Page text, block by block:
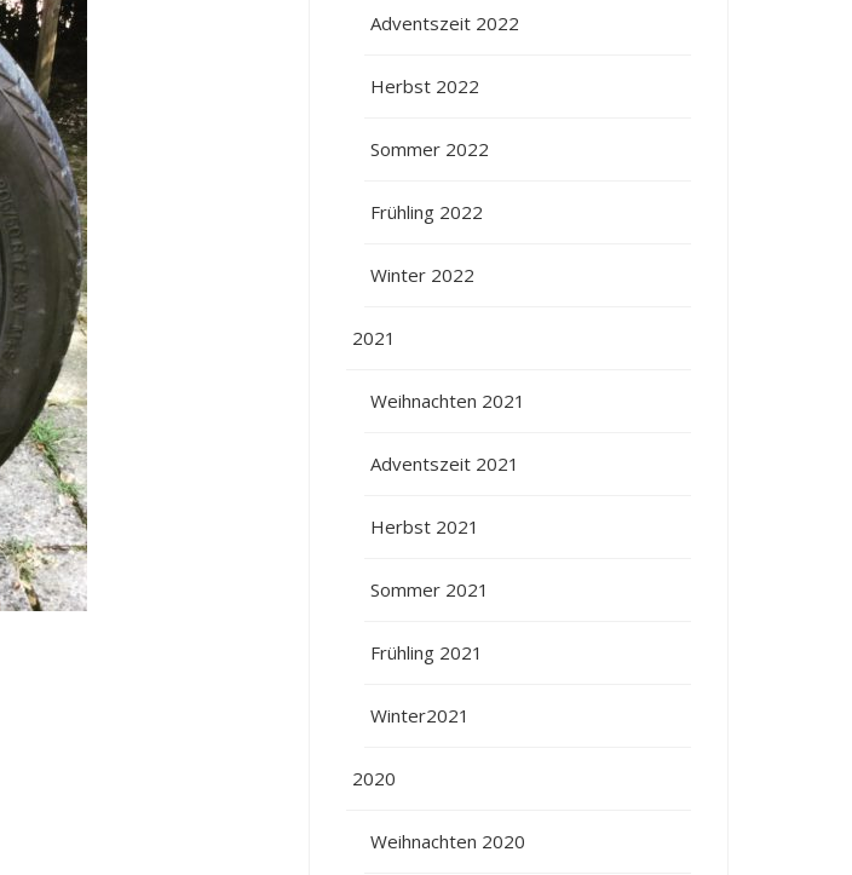
Adventszeit 2022
Herbst 2022
Sommer 2022
Frühling 2022
Winter 2022
2021
Weihnachten 2021
Adventszeit 2021
Herbst 2021
Sommer 2021
Frühling 2021
Winter2021
2020
Weihnachten 2020